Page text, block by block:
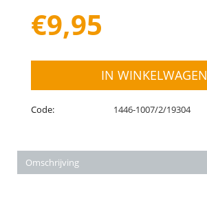
€9,95
IN WINKELWAGEN
Code: 1446-1007/2/19304
Omschrijving